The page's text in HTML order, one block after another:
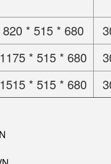
820 * 515 * 680
1175 * 515 * 680
1515 * 515 * 680